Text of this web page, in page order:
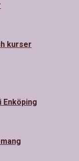
kurser
Enköping